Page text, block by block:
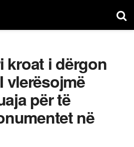
kroat i dërgon
vlerësojmë
për të
në